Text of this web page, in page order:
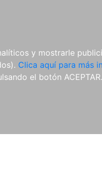
y mostrarle
Clica aquí para más
el botón ACEPTAR.
REVISTAS
CDS Y
DVDS